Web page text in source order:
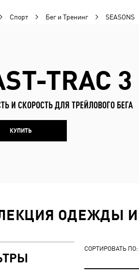
Спорт Бег и Тренинг SEASONS
TRAC 3
И СКОРОСТЬ ДЛЯ ТРЕЙЛОВОГО БЕГА
КУПИТЬ
ОДЕЖДЫ И
СОРТИРОВАТЬ ПО: